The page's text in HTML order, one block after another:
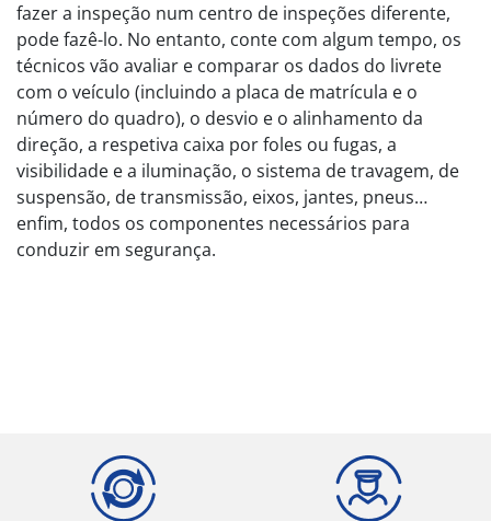
fazer a inspeção num centro de inspeções diferente,
pode fazê-lo. No entanto, conte com algum tempo, os
técnicos vão avaliar e comparar os dados do livrete
com o veículo (incluindo a placa de matrícula e o
número do quadro), o desvio e o alinhamento da
direção, a respetiva caixa por foles ou fugas, a
visibilidade e a iluminação, o sistema de travagem, de
suspensão, de transmissão, eixos, jantes, pneus…
enfim, todos os componentes necessários para
conduzir em segurança.